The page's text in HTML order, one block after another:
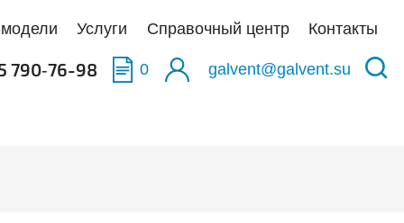
Услуги Справочный центр Контакты
790‑76-98 0 galvent@galvent.su